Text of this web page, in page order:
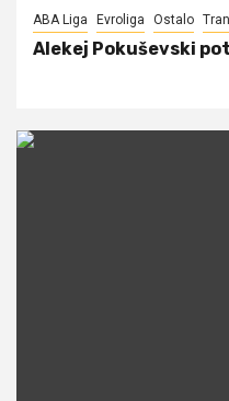
ABA Liga Evroliga Ostalo
Alekej Pokuševski